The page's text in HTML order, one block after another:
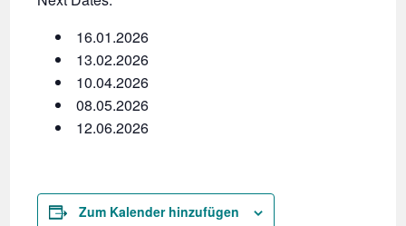
16.01.2026
13.02.2026
10.04.2026
08.05.2026
12.06.2026
Zum Kalender hinzufügen